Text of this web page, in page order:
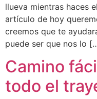
llueva mientras haces
artículo de hoy
creemos que te
puede ser que nos lo
Camino
todo el